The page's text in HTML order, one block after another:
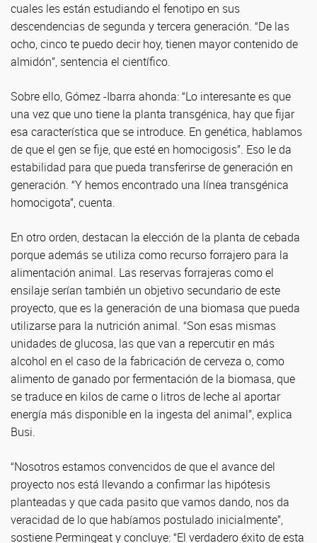
cuales les están estudiando el fenotipo en sus
descendencias de segunda y tercera generación. “De las
ocho, cinco te puedo decir hoy, tienen mayor contenido de
almidón”, sentencia el científico.
Sobre ello, Gómez -Ibarra ahonda: “Lo interesante es que
una vez que uno tiene la planta transgénica, hay que fijar
esa característica que se introduce. En genética, hablamos
de que el gen se fije, que esté en homocigosis”. Eso le da
estabilidad para que pueda transferirse de generación en
generación. “Y hemos encontrado una línea transgénica
homocigota”, cuenta.
En otro orden, destacan la elección de la planta de cebada
porque además se utiliza como recurso forrajero para la
alimentación animal. Las reservas forrajeras como el
ensilaje serían también un objetivo secundario de este
proyecto, que es la generación de una biomasa que pueda
utilizarse para la nutrición animal. “Son esas mismas
unidades de glucosa, las que van a repercutir en más
alcohol en el caso de la fabricación de cerveza o, como
alimento de ganado por fermentación de la biomasa, que
se traduce en kilos de carne o litros de leche al aportar
energía más disponible en la ingesta del animal”, explica
Busi.
“Nosotros estamos convencidos de que el avance del
proyecto nos está llevando a confirmar las hipótesis
planteadas y que cada pasito que vamos dando, nos da
veracidad de lo que habíamos postulado inicialmente”,
sostiene Permingeat y concluye: “El verdadero éxito de esta